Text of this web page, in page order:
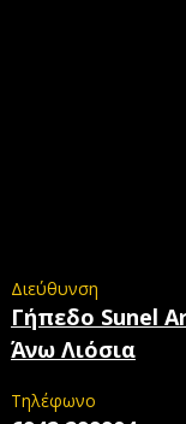
Διεύθυνση
Γήπεδο Sunel
Άνω Λιόσια
Τηλέφωνο